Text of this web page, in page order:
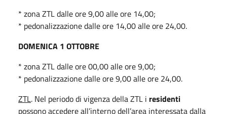
* zona ZTL dalle ore 9,00 alle ore 14,00;
* pedonalizzazione dalle ore 14,00 alle ore 24,00.
DOMENICA 1 OTTOBRE
* zona ZTL dalle ore 00,00 alle ore 9,00;
* pedonalizzazione dalle ore 9,00 alle ore 24,00.
ZTL. Nel periodo di vigenza della ZTL i residenti
possono accedere all’interno dell’area interessata dalla